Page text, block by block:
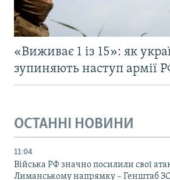
«Виживає 1 із 15»: як
зупиняють наступ армії
ОСТАННІ НОВИНИ
11:04
Війська РФ значно посилили свої
Лиманському напрямку – Генштаб